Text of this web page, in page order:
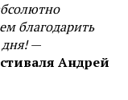
благодарить
дня!—
Андрей